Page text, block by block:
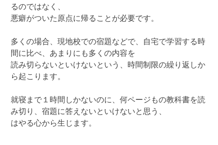
るのではなく、
悪癖がついた原点に帰ることが必要です。
多くの場合、現地校での宿題などで、自宅で学習する時
間に比べ、あまりにも多くの内容を
読み切らないといけないという、時間制限の繰り返しか
ら起こります。
就寝まで１時間しかないのに、何ページもの教科書を読
み切り、宿題に答えないといけないと思う、
はやる心から生じます。